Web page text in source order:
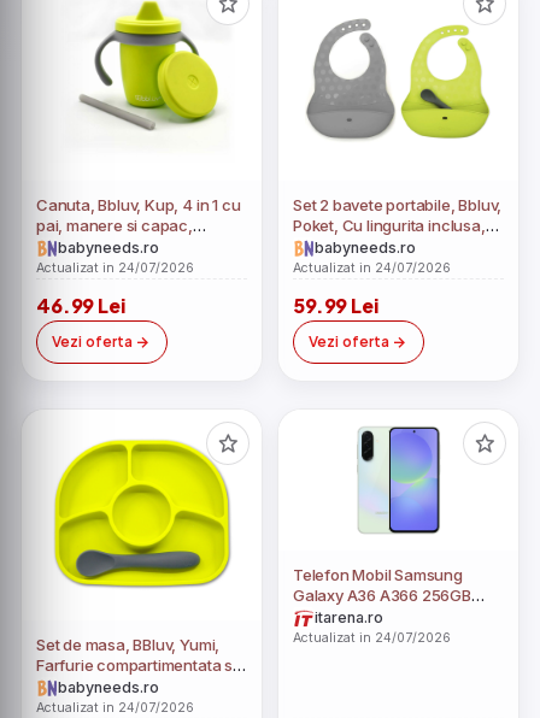
Canuta, Bbluv, Kup, 4 in 1 cu
pai, manere si capac,
Silicon, Fara BPA, 240 ml,
Lime
babyneeds.ro
Actualizat in 24/07/2026
46.99 Lei
Vezi oferta
Set 2 bavete portabile, Bbluv,
Poket, Cu lingurita inclusa,
Fara BPA, Lime/Grey
babyneeds.ro
Actualizat in 24/07/2026
59.99 Lei
Vezi oferta
Set de masa, BBluv, Yumi,
Farfurie compartimentata si
lingurita, Cu 4
compartimente, Fara BPA,
babyneeds.ro
Actualizat in 24/07/2026
Telefon Mobil Samsung
Galaxy A36 A366 256GB
Flash 8GB RAM Nano SIM +
eSIM 5G Awesome Lime
itarena.ro
Actualizat in 24/07/2026